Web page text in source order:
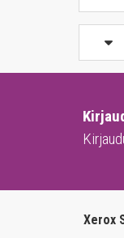
Xerox